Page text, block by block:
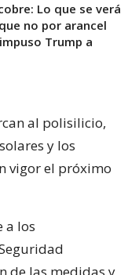
Lo que se verá
no por arancel
Trump a
al polisilicio,
y los
vigor el próximo
a los